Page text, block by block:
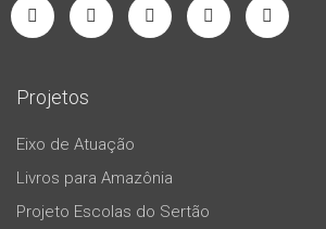
Projetos
Eixo de Atuação
Livros para Amazônia
Projeto Escolas do Sertão